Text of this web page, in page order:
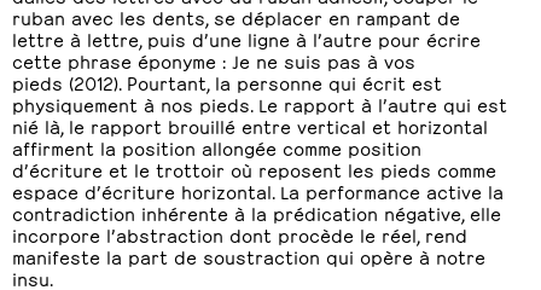
ruban avec les dents, se déplacer en rampant de
lettre à lettre, puis d’une ligne à l’autre pour écrire
cette phrase éponyme : Je ne suis pas à vos
pieds (2012). Pourtant, la personne qui écrit est
physiquement à nos pieds. Le rapport à l’autre qui est
nié là, le rapport brouillé entre vertical et horizontal
affirment la position allongée comme position
d’écriture et le trottoir où reposent les pieds comme
espace d’écriture horizontal. La performance active la
contradiction inhérente à la prédication négative, elle
incorpore l’abstraction dont procède le réel, rend
manifeste la part de soustraction qui opère à notre
insu.